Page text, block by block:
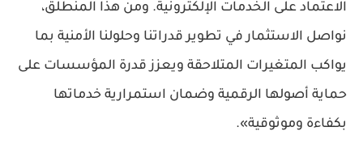
الاعتماد على الخدمات الإلكترونية. ومن هذا المنطلق،
نواصل الاستثمار في تطوير قدراتنا وحلولنا الأمنية بما
يواكب المتغيرات المتلاحقة ويعزز قدرة المؤسسات على
حماية أصولها الرقمية وضمان استمرارية خدماتها
بكفاءة وموثوقية».